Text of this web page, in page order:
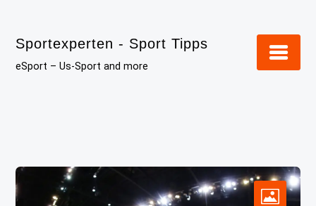
content
Sportexperten - Sport Tipps
eSport – Us-Sport and more